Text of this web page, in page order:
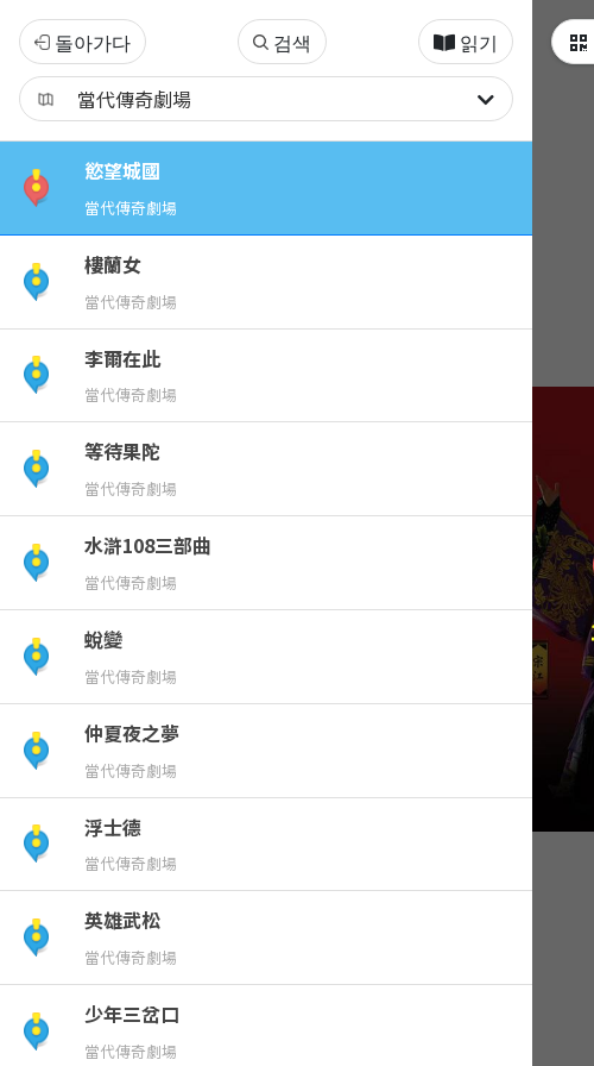
當
代
傳
奇
劇
場
｜
精
選
劇
目
線
上
展
돌아가다 검색 읽기
慾望城國
當代傳奇劇場
樓蘭女
當代傳奇劇場
李爾在此
當代傳奇劇場
等待果陀
當代傳奇劇場
水滸108三部曲
當代傳奇劇場
蛻變
當代傳奇劇場
仲夏夜之夢
當代傳奇劇場
浮士德
當代傳奇劇場
英雄武松
當代傳奇劇場
少年三岔口
當代傳奇劇場